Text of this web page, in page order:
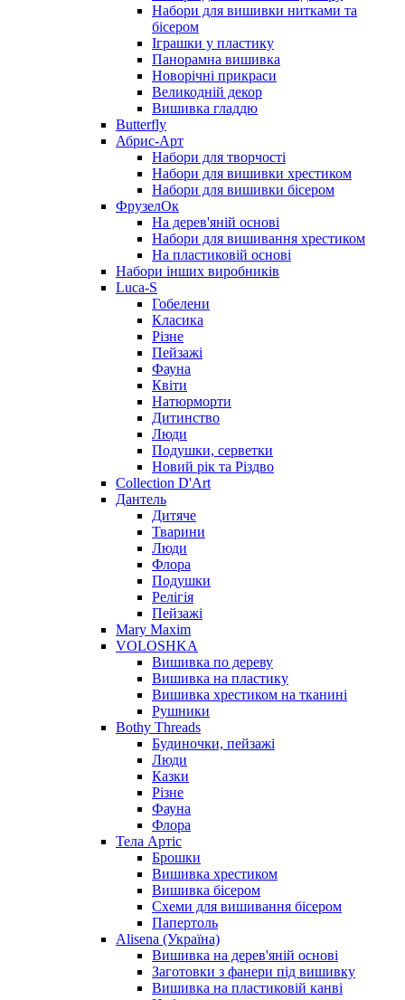
Набори для вишивки нитками та
бісером
Іграшки у пластику
Панорамна вишивка
Новорічні прикраси
Великодній декор
Вишивка гладдю
Butterfly
Абрис-Арт
Набори для творчості
Набори для вишивки хрестиком
Набори для вишивки бісером
ФрузелОк
На дерев'яній основі
Набори для вишивання хрестиком
На пластиковій основі
Набори інших виробників
Luca-S
Гобелени
Класика
Різне
Пейзажі
Фауна
Квіти
Натюрморти
Дитинство
Люди
Подушки, серветки
Новий рік та Різдво
Collection D'Art
Дантель
Дитяче
Тварини
Люди
Флора
Подушки
Релігія
Пейзажі
Mary Maxim
VOLOSHKA
Вишивка по дереву
Вишивка на пластику
Вишивка хрестиком на тканині
Рушники
Bothy Threads
Будиночки, пейзажі
Люди
Казки
Різне
Фауна
Флора
Тела Артіс
Брошки
Вишивка хрестиком
Вишивка бісером
Схеми для вишивання бісером
Папертоль
Alisena (Україна)
Вишивка на дерев'яній основі
Заготовки з фанери під вишивку
Вишивка на пластиковій канві